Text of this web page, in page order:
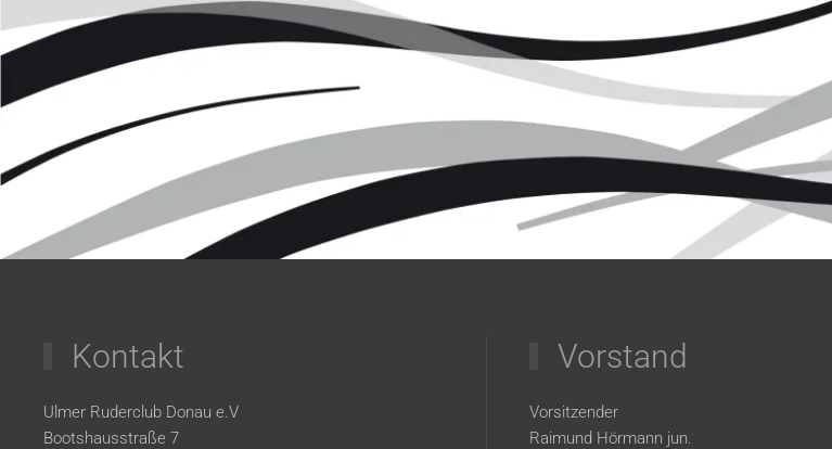
Kontakt
Ulmer Ruderclub Donau e.V
Bootshausstraße 7
Vorstand
Vorsitzender
Raimund Hörmann jun.